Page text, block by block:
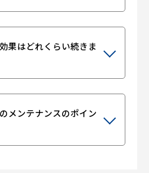
果はどれくらい続きま
メンテナンスのポイン